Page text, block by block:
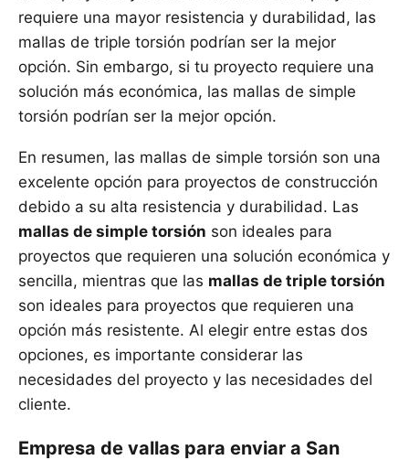
requiere una mayor resistencia y durabilidad, las
mallas de triple torsión podrían ser la mejor
opción. Sin embargo, si tu proyecto requiere una
solución más económica, las mallas de simple
torsión podrían ser la mejor opción.
En resumen, las mallas de simple torsión son una
excelente opción para proyectos de construcción
debido a su alta resistencia y durabilidad. Las
mallas de simple torsión son ideales para
proyectos que requieren una solución económica y
sencilla, mientras que las mallas de triple torsión
son ideales para proyectos que requieren una
opción más resistente. Al elegir entre estas dos
opciones, es importante considerar las
necesidades del proyecto y las necesidades del
cliente.
Empresa de vallas para enviar a San